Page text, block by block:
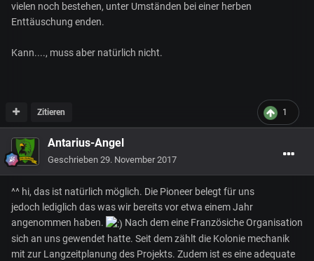
vielen noch bestehen, unter Umständen bei einer herben
Enttäuschung enden.
Kann...., muss aber natürlich nicht.
1
Zitieren
Antarius-Angel
Geschrieben 29. November 2017
^^ hi, das ist natürlich möglich. Die Pioneer belegt für uns
jedoch lediglich das was wir bereits vor etwa einem Jahr
angenommen haben.
Nach dem eine Französiche Organisation
sich an uns gewendet hatte. Seit dem zählt die Kolonie mechanik
mit zur Langzeitplanung des Projekts. Zudem ist es eine adequate